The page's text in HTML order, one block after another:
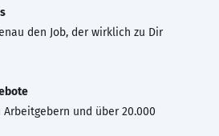
den Job, der wirklich zu Dir
und über 20.000